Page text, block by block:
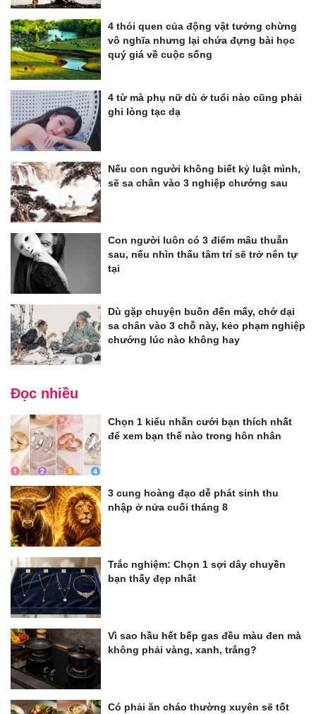
4 thói quen của động vật tưởng chừng
vô nghĩa nhưng lại chứa đựng bài học
quý giá về cuộc sống
4 từ mà phụ nữ dù ở tuổi nào cũng phải
ghi lòng tạc dạ
Nếu con người không biết kỷ luật mình,
sẽ sa chân vào 3 nghiệp chướng sau
Con người luôn có 3 điểm mâu thuẫn
sau, nếu nhìn thấu tâm trí sẽ trở nên tự
tại
Dù gặp chuyện buồn đến mấy, chớ dại
sa chân vào 3 chỗ này, kẻo phạm nghiệp
chướng lúc nào không hay
Đọc nhiều
Chọn 1 kiểu nhẫn cưới bạn thích nhất
để xem bạn thế nào trong hôn nhân
3 cung hoàng đạo dễ phát sinh thu
nhập ở nửa cuối tháng 8
Trắc nghiệm: Chọn 1 sợi dây chuyền
bạn thấy đẹp nhất
Vì sao hầu hết bếp gas đều màu đen mà
không phải vàng, xanh, trắng?
Có phải ăn cháo thường xuyên sẽ tốt